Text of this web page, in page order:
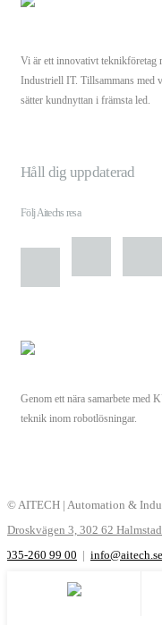
Vi är ett innovativt teknikföretag
Industriell IT. Tillsammans med
sätter kundnyttan i främsta led.
Håll dig uppdaterad
Följ Aitechs resa
Genom ett nära samarbete med
teknik inom robotlösningar.
© AITECH | Automation &
Droskvägen 3, 302 62 Halmstad
035-260 99 00 | info@aitech.se